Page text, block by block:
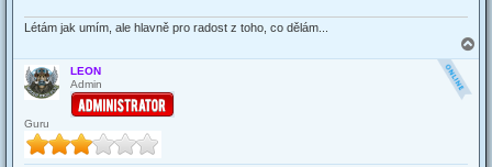
Létám jak umím, ale hlavně pro radost z toho, co dělám...
o
LEON
Admin
Guru